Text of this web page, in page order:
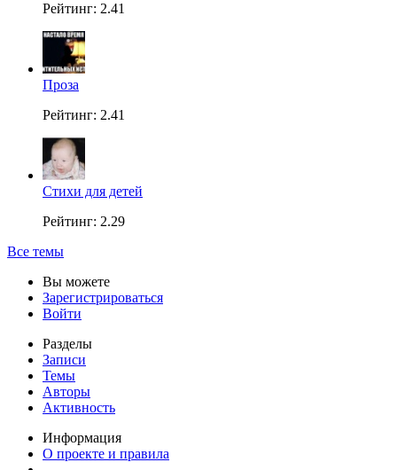
Рейтинг: 2.41
Проза
Рейтинг: 2.41
Стихи для детей
Рейтинг: 2.29
Все темы
Вы можете
Зарегистрироваться
Войти
Разделы
Записи
Темы
Авторы
Активность
Информация
О проекте и правила